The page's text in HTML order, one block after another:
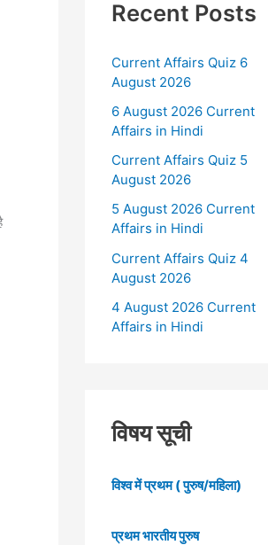
Recent Posts
Current Affairs Quiz 6
August 2026
6 August 2026 Current
Affairs in Hindi
Current Affairs Quiz 5
August 2026
5 August 2026 Current
Affairs in Hindi
Current Affairs Quiz 4
August 2026
4 August 2026 Current
Affairs in Hindi
विषय सूची
विश्व में प्रथम ( पुरुष/महिला)
प्रथम भारतीय पुरुष